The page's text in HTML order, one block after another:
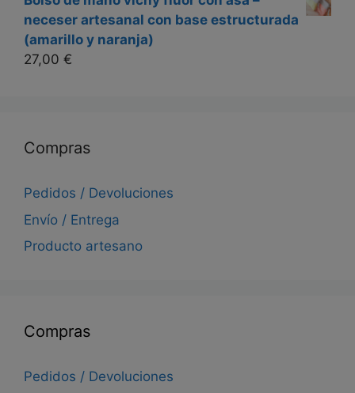
neceser artesanal con base estructurada
(amarillo y naranja)
27,00 €
Compras
Pedidos / Devoluciones
Envío / Entrega
Producto artesano
Compras
Pedidos / Devoluciones